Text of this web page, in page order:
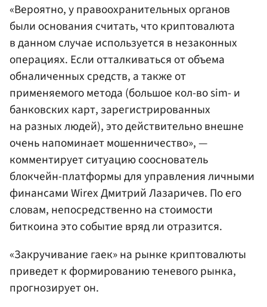
«Вероятно, управоохранительных органов
были основания считать, что криптовалюта
в данном случае используется в незаконных
операциях. Если отталкиваться от объема
обналиченных средств, а также от
применяемого метода (большое кол-во sim- и
банковских карт, зарегистрированных
на разных людей), это действительно внешне
очень напоминает мошенничество», —
комментирует ситуацию сооснователь
блокчейн-платформы для управления личными
финансами WirexДмитрий Лазаричев. По его
словам, непосредственно на стоимости
биткоина это событие вряд ли отразится.
«Закручивание гаек» на рынке криптовалюты
приведет к формированию теневого рынка,
прогнозирует он.